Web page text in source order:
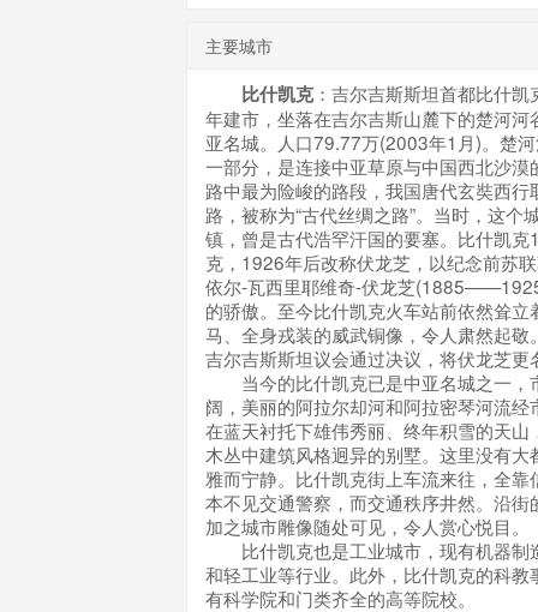
主要城市
比什凯克：吉尔吉斯斯坦首都比什
年建市，坐落在吉尔吉斯山麓下的楚河河
亚名城。人口79.77万(2003年1月)。楚
一部分，是连接中亚草原与中国西北沙漠
路中最为险峻的路段，我国唐代玄奘西行
路，被称为“古代丝绸之路”。当时，这个
镇，曾是古代浩罕汗国的要塞。比什凯
克，1926年后改称伏龙芝，以纪念前苏
依尔-瓦西里耶维奇-伏龙芝
的骄傲。至今比什凯克火车站前依然耸
马、全身戎装的威武铜像，令人肃然起
吉尔吉斯斯坦议会通过决议，将伏龙芝更
当今的比什凯克已是中亚名城之一，
阔，美丽的阿拉尔却河和阿拉密琴河流
在蓝天衬托下雄伟秀丽、终年积雪的天山
木丛中建筑风格迥异的别墅。这里没有
雅而宁静。比什凯克街上车流来往，全
本不见交通警察，而交通秩序井然。沿街
加之城市雕像随处可见，令人赏心悦目。
比什凯克也是工业城市，现有机器制
和轻工业等行业。此外，比什凯克的科教
有科学院和门类齐全的高等院校。